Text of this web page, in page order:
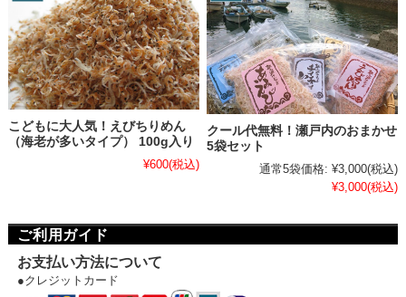
こどもに大人気！えびちりめん
（海老が多いタイプ） 100g入り
¥600(税込)
クール代無料！瀬戸内のおまかせ
5袋セット
通常5袋価格: ¥3,000(税込)
¥3,000(税込)
ご利用ガイド
お支払い方法について
●クレジットカード